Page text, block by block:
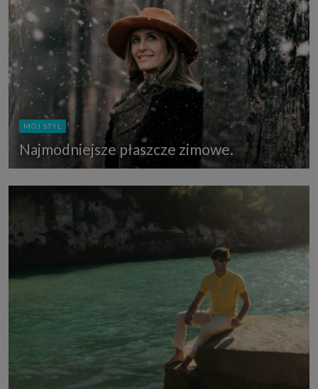
MÓJ STYL
Najmodniejsze płaszcze zimowe.